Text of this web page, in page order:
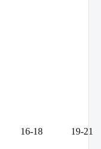
16-18 19-21